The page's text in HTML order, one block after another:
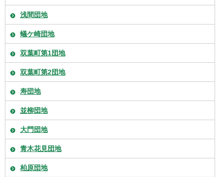
浅間団地
蟻ケ崎団地
双葉町第1団地
双葉町第2団地
寿団地
並柳団地
大門団地
青木花見団地
柏原団地